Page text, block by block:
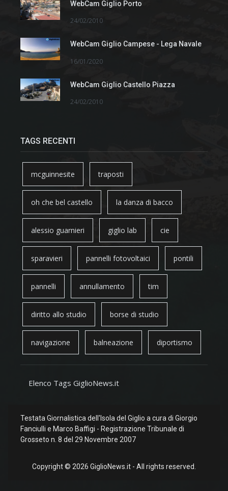
WebCam Giglio Porto
24/02/2010
WebCam Giglio Campese - Lega Navale
16/01/2020
WebCam Giglio Castello Piazza
24/02/2010
TAGS RECENTI
mcguinnesite traposti
oh che bel castello la danza di bacco
alessio guarnieri giglio lab cie
sparavieri pannelli fotovoltaici pontili
pannelli annullamento tim
diritto allo studio borse di studio
navigazione balneazione diportismo
Elenco Tags GiglioNews.it
Testata Giornalistica dell'Isola del Giglio a cura di Giorgio
Fanciulli e Marco Baffigi - Registrazione Tribunale di
Grosseto n. 8 del 29 Novembre 2007
Copyright © 2026 GiglioNews.it - All rights reserved.